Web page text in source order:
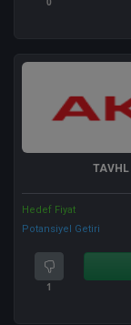
TAVHL
Hedef Fiyat
Potansiyel Getiri
1